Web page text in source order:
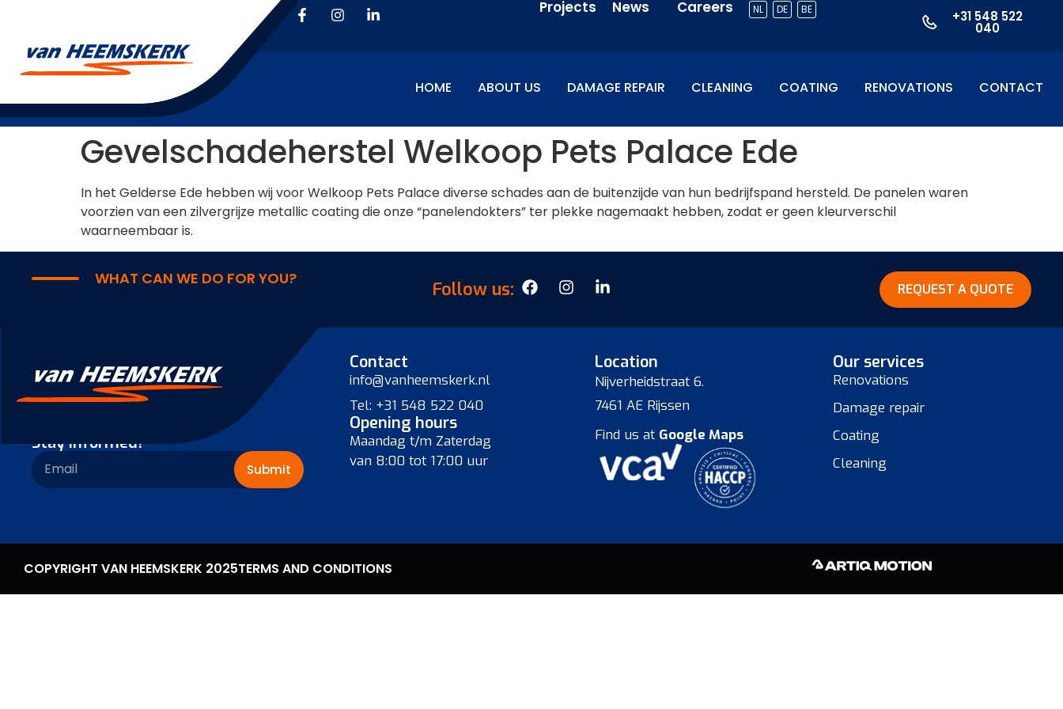
Projects News Careers NL DE BE +31 548 522
040
HOME ABOUT US DAMAGE REPAIR CLEANING COATING RENOVATIONS CONTACT
Gevelschadeherstel Welkoop Pets Palace Ede
In het Gelderse Ede hebben wij voor Welkoop Pets Palace diverse schades aan de buitenzijde van hun bedrijfspand hersteld. De panelen waren
voorzien van een zilvergrijze metallic coating die onze “panelendokters” ter plekke nagemaakt hebben, zodat er geen kleurverschil
waarneembaar is.
WHAT CAN WE DO FOR YOU? Follow us: REQUEST A QUOTE
Stay informed!
Submit
Contact
info@vanheemskerk.nl
Tel: +31 548 522 040
Opening hours
Maandag t/m Zaterdag
van 8:00 tot 17:00 uur
Location
Nijverheidstraat 6.
7461 AE Rijssen
Find us at Google Maps
Our services
Renovations
Damage repair
Coating
Cleaning
COPYRIGHT VAN HEEMSKERK 2025TERMS AND CONDITIONS